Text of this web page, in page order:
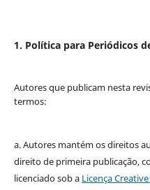
1. Política para Periódicos
Autores que publicam nesta
termos:
a. Autores mantém os direitos
direito de primeira publicação,
licenciado sob a Licença